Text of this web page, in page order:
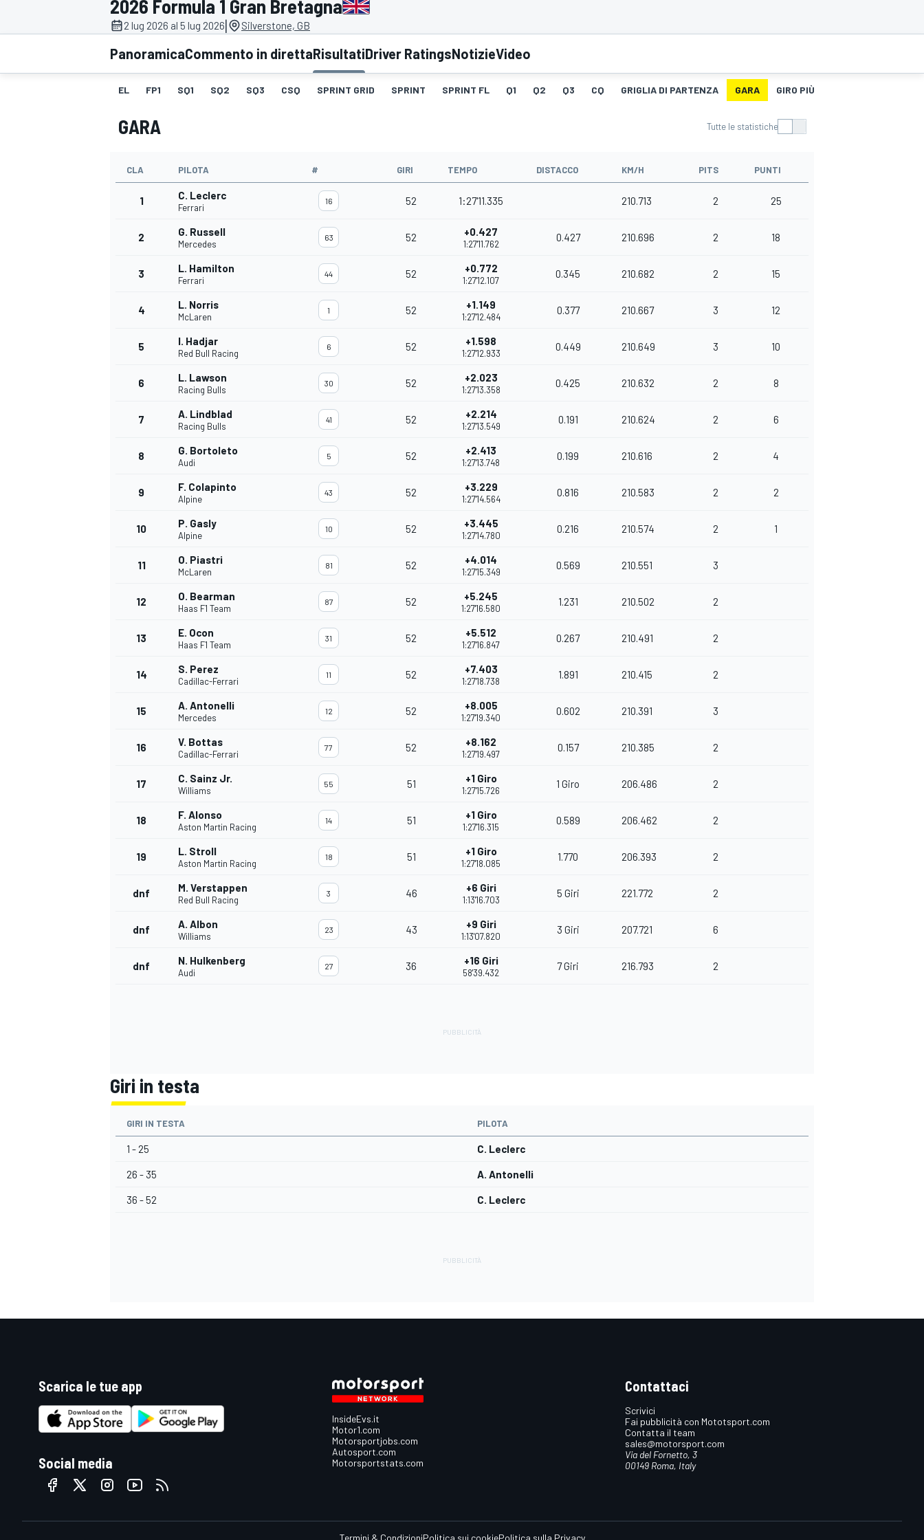
MOTOGP WEC
WRC
MONOPOSTO
ENDURANCE/GT
MONOMARCA
2026 Formula 1 Gran Bretagna
2 lug 2026 al 5 lug 2026| Silverstone, GB
PanoramicaCommento in direttaRisultatiDriver RatingsNotizieVideo
EL FP1 SQ1 SQ2 SQ3 CSQ SPRINT GRID SPRINT SPRINT FL Q1 Q2 Q3 CQ GRIGLIA DI PARTENZA GARA GIRO PIÙ VELOCE
GARA Tutte le statistiche
CLA PILOTA # GIRI TEMPO DISTACCO KM/H PITS PUNTI
1 C. Leclerc
Ferrari
16 52 1:27'11.335 210.713 2 25
2 G. Russell
Mercedes
63 52 +0.427
1:27'11.762
0.427 210.696 2 18
3 L. Hamilton
Ferrari
44 52 +0.772
1:27'12.107
0.345 210.682 2 15
4 L. Norris
McLaren
1 52 +1.149
1:27'12.484
0.377 210.667 3 12
5 I. Hadjar
Red Bull Racing
6 52 +1.598
1:27'12.933
0.449 210.649 3 10
6 L. Lawson
Racing Bulls
30 52 +2.023
1:27'13.358
0.425 210.632 2 8
7 A. Lindblad
Racing Bulls
41 52 +2.214
1:27'13.549
0.191 210.624 2 6
8 G. Bortoleto
Audi
5 52 +2.413
1:27'13.748
0.199 210.616 2 4
9 F. Colapinto
Alpine
43 52 +3.229
1:27'14.564
0.816 210.583 2 2
10 P. Gasly
Alpine
10 52 +3.445
1:27'14.780
0.216 210.574 2 1
11 O. Piastri
McLaren
81 52 +4.014
1:27'15.349
0.569 210.551 3
12 O. Bearman
Haas F1 Team
87 52 +5.245
1:27'16.580
1.231 210.502 2
13 E. Ocon
Haas F1 Team
31 52 +5.512
1:27'16.847
0.267 210.491 2
14 S. Perez
Cadillac-Ferrari
11 52 +7.403
1:27'18.738
1.891 210.415 2
15 A. Antonelli
Mercedes
12 52 +8.005
1:27'19.340
0.602 210.391 3
16 V. Bottas
Cadillac-Ferrari
77 52 +8.162
1:27'19.497
0.157 210.385 2
17 C. Sainz Jr.
Williams
55 51 +1 Giro
1:27'15.726
1 Giro 206.486 2
18 F. Alonso
Aston Martin Racing
14 51 +1 Giro
1:27'16.315
0.589 206.462 2
19 L. Stroll
Aston Martin Racing
18 51 +1 Giro
1:27'18.085
1.770 206.393 2
dnf M. Verstappen
Red Bull Racing
3 46 +6 Giri
1:13'16.703
5 Giri 221.772 2
dnf A. Albon
Williams
23 43 +9 Giri
1:13'07.820
3 Giri 207.721 6
dnf N. Hulkenberg
Audi
27 36 +16 Giri
58'39.432
7 Giri 216.793 2
Giri in testa
GIRI IN TESTA PILOTA
1 - 25 C. Leclerc
26 - 35 A. Antonelli
36 - 52 C. Leclerc
Scarica le tue app
Social media
InsideEvs.it
Motor1.com
Motorsportjobs.com
Autosport.com
Motorsportstats.com
Contattaci
Scrivici
Fai pubblicità con Mototsport.com
Contatta il team
sales@motorsport.com
Via del Fornetto, 3
00149 Roma, Italy
Termini & CondizioniPolitica sui cookiePolitica sulla Privacy